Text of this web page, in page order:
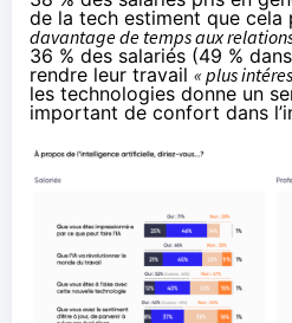
de la tech estiment que cela
davantage de temps aux
36 % des salariés (49 %
rendre leur travail « plus
les technologies donne un
important de confort dans